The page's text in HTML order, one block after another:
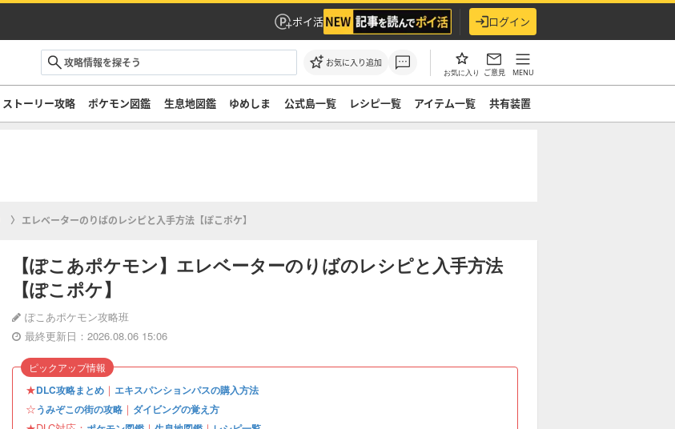
ポイ活 ログイン
お気に入り追加
お気に入り ご意見 MENU
ストーリー攻略 ポケモン図鑑 生息地図鑑 ゆめしま 公式島一覧 レシピ一覧 アイテム一覧 共有装置
エレベーターのりばのレシピと入手方法【ぽこポケ】
【ぽこあポケモン】エレベーターのりばのレシピと入手方法
【ぽこポケ】
ぽこあポケモン攻略班
最終更新日：2026.08.06 15:06
★DLC攻略まとめ ｜ エキスパンションパスの購入方法
☆うみぞこの街の攻略 ｜ ダイビングの覚え方
ピックアップ情報